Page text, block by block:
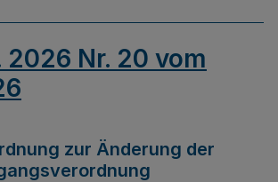
2026 Nr. 20 vom
zur Änderung der